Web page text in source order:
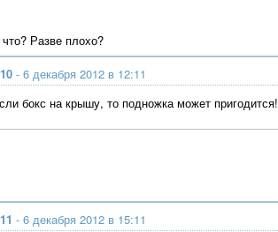
Разве плохо?
- 6 декабря 2012 в 12:11
бокс на крышу, то подножка может пригодится!
- 6 декабря 2012 в 15:11